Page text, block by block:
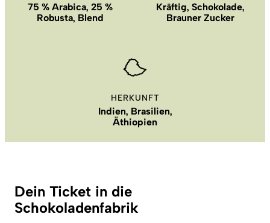
75 % Arabica, 25 %
Robusta, Blend
Kräftig, Schokolade,
Brauner Zucker
HERKUNFT
Indien, Brasilien,
Äthiopien
Dein Ticket in die
Schokoladenfabrik